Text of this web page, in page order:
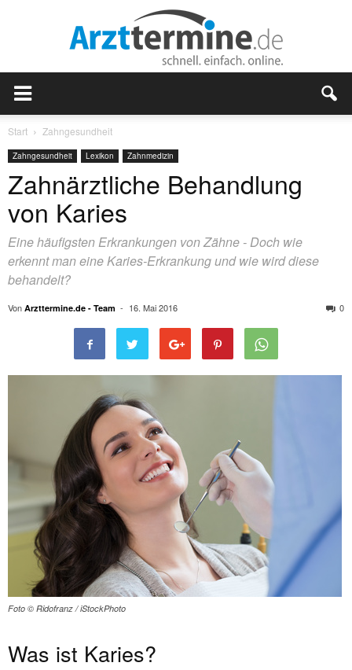
Start Zahngesundheit
Zahngesundheit Lexikon Zahnmedizin
Zahnärztliche Behandlung
von Karies
Eine häufigsten Erkrankungen von Zähne - Doch wie
erkennt man eine Karies-Erkrankung und wie wird diese
behandelt?
Von Arzttermine.de - Team - 16. Mai 2016 0
Foto © Ridofranz / iStockPhoto
Was ist Karies?